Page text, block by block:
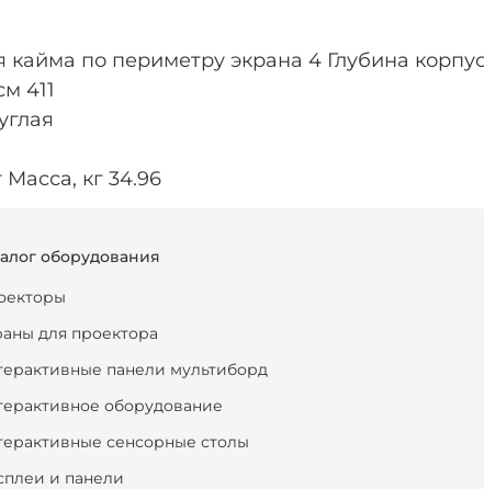
по периметру экрана 4 Глубина
411
кг 34.96
оборудования
для проектора
панели мультиборд
оборудование
сенсорные столы
и панели